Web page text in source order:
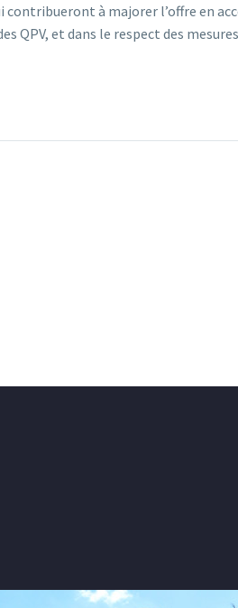
à majorer l’offre en
et dans le respect des